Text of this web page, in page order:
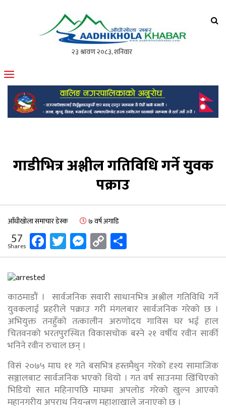
मोफसलकै लोकप्रिय अनलाइन पत्रिका
गाडीभित्र अश्लील गतिविधि गर्ने युवक
पक्राउ
आँधीखोला समाचार डेस्क ७ वर्ष अगाडि
57
Shares Facebook
Twitter
Messenger
Copy
Link
काठमाडौं । सार्वजनिक सवारी साधानभित्र अश्लील गतिविधि गर्ने
युवकलाई प्रहरीले पक्राउ गरी मंगलबार सार्वजनिक गरेको छ ।
अभियुक्त तनहुँको तत्कालीन अरुणोदय गाविस घर भई हाल
चितवनको भरतपुरस्थित विकासचोक बस्ने २१ वर्षीय रवीन सार्की
भनिने रवीन रुचाल छन् ।
विसं २०७५ माघ ११ गते बसभित्र हस्तमैथुन गरेको दृश्य सामाजिक
सञ्जालबाट सार्वजनिक भएको थियो । गत वर्ष साउनमा खिंचिएको
भिडियो सात महिनापछि माघमा अपलोड गरेको खुल्न आएको
महानगरीय अपराध नियन्त्रण महाशाखाले जनाएको छ ।